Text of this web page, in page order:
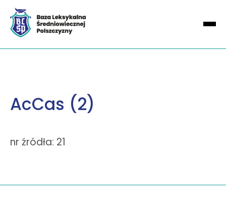
AcCas (2)
nr źródła: 21